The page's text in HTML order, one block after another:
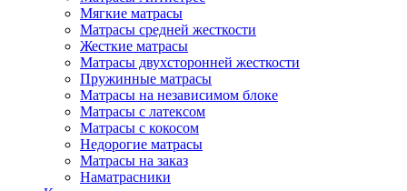
Мягкие матрасы
Матрасы средней жесткости
Жесткие матрасы
Матрасы двухсторонней жесткости
Пружинные матрасы
Матрасы на независимом блоке
Матрасы с латексом
Матрасы с кокосом
Недорогие матрасы
Матрасы на заказ
Наматрасники